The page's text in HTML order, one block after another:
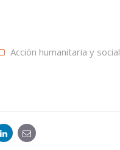
Acción humanitaria y social